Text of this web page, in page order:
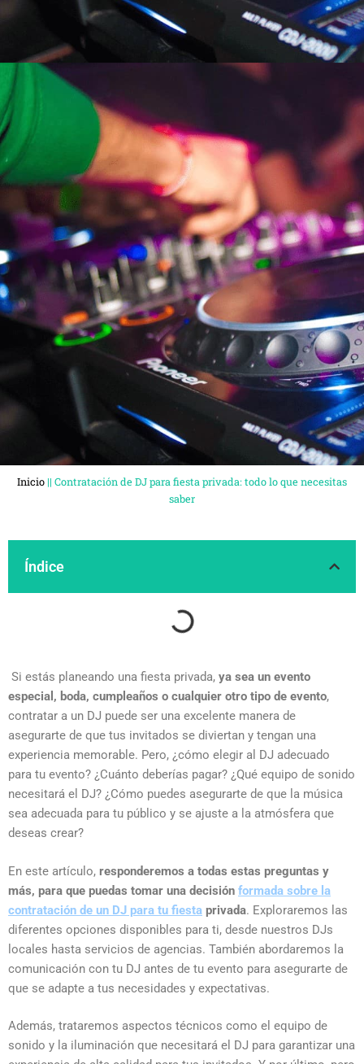
Inicio || Contratación de DJ para fiesta privada: todo lo que necesitas
saber
Índice
Si estás planeando una fiesta privada, ya sea un evento
especial, boda, cumpleaños o cualquier otro tipo de evento,
contratar a un DJ puede ser una excelente manera de
asegurarte de que tus invitados se diviertan y tengan una
experiencia memorable. Pero, ¿cómo elegir al DJ adecuado
para tu evento? ¿Cuánto deberías pagar? ¿Qué equipo de sonido
necesitará el DJ? ¿Cómo puedes asegurarte de que la música
sea adecuada para tu público y se ajuste a la atmósfera que
deseas crear?
En este artículo, responderemos a todas estas preguntas y
más, para que puedas tomar una decisión formada sobre la
contratación de un DJ para tu fiesta privada. Exploraremos las
diferentes opciones disponibles para ti, desde nuestros DJs
locales hasta servicios de agencias. También abordaremos la
comunicación con tu DJ antes de tu evento para asegurarte de
que se adapte a tus necesidades y expectativas.
Además, trataremos aspectos técnicos como el equipo de
sonido y la iluminación que necesitará el DJ para garantizar una